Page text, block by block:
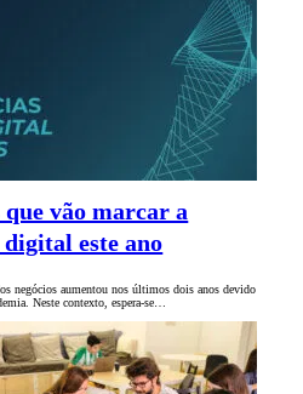
que vão marcar a
este ano
negócios aumentou nos últimos dois anos devido
Neste contexto, espera-se…